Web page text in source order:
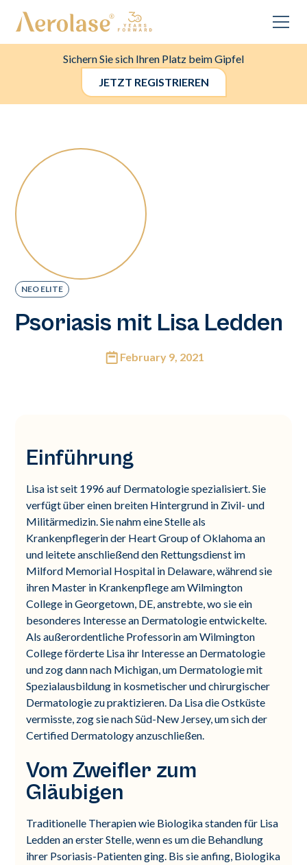
Sichern Sie sich Ihren Platz beim Gipfel
JETZT REGISTRIEREN
NEO ELITE
Psoriasis mit Lisa Ledden
February 9, 2021
Einführung
Lisa ist seit 1996 auf Dermatologie spezialisiert. Sie
verfügt über einen breiten Hintergrund in Zivil- und
Militärmedizin. Sie nahm eine Stelle als
Krankenpflegerin der Heart Group of Oklahoma an
und leitete anschließend den Rettungsdienst im
Milford Memorial Hospital in Delaware, während sie
ihren Master in Krankenpflege am Wilmington
College in Georgetown, DE, anstrebte, wo sie ein
besonderes Interesse an Dermatologie entwickelte.
Als außerordentliche Professorin am Wilmington
College förderte Lisa ihr Interesse an Dermatologie
und zog dann nach Michigan, um Dermatologie mit
Spezialausbildung in kosmetischer und chirurgischer
Dermatologie zu praktizieren. Da Lisa die Ostküste
vermisste, zog sie nach Süd-New Jersey, um sich der
Certified Dermatology anzuschließen.
Vom Zweifler zum
Gläubigen
Traditionelle Therapien wie Biologika standen für Lisa
Ledden an erster Stelle, wenn es um die Behandlung
ihrer Psoriasis-Patienten ging. Bis sie anfing, Biologika